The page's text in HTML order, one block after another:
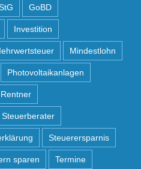
GoBD
Investition
Mindestlohn
Photovoltaikanlagen
Rentner
Steuerberater
Steuerersparnis
sparen Termine